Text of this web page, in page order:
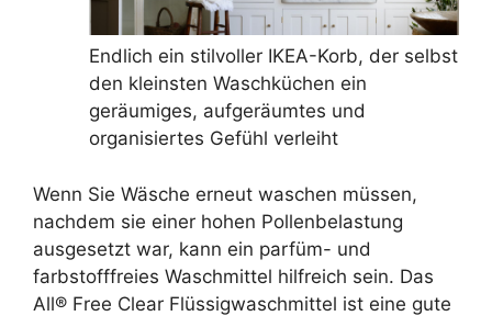
Endlich ein stilvoller IKEA-Korb, der selbst
den kleinsten Waschküchen ein
geräumiges, aufgeräumtes und
organisiertes Gefühl verleiht
Wenn Sie Wäsche erneut waschen müssen,
nachdem sie einer hohen Pollenbelastung
ausgesetzt war, kann ein parfüm- und
farbstofffreies Waschmittel hilfreich sein. Das
All® Free Clear Flüssigwaschmittel ist eine gute